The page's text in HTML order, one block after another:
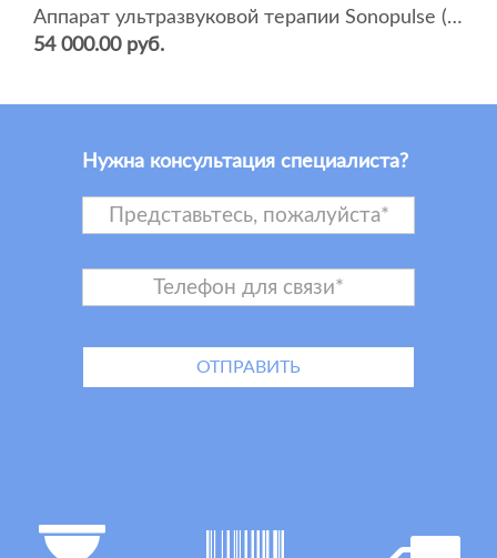
Аппарат ультразвуковой терапии Sonopulse (мультичастотный 1 и 3 Мгц)
54 000.00 руб.
Нужна консультация специалиста?